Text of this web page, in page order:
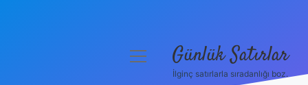
menüyü Günlük Satırlar
İlginç satırlarla sıradanlığı boz.